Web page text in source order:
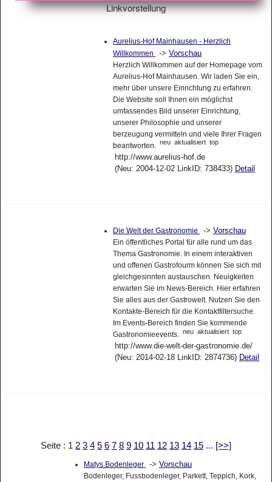
Linkvorstellung
Aurelius-Hof Mainhausen - Herzlich
Willkommen
-> Vorschau
Herzlich Willkommen auf der Homepage vom
Aurelius-Hof Mainhausen. Wir laden Sie ein,
mehr über unsere Einrichtung zu erfahren.
Die Website soll Ihnen ein möglichst
umfassendes Bild unserer Einrichtung,
unserer Philosophie und unserer
berzeugung vermitteln und viele Ihrer Fragen
beantworten.
neu aktualisiert top
http://www.aurelius-hof.de
(Neu: 2004-12-02 LinkID: 738433) Detail
Die Welt der Gastronomie -> Vorschau
Ein öffentliches Portal für alle rund um das
Thema Gastronomie. In einem interaktiven
und offenen Gastrofourm können Sie sich mit
gleichgesinnten austauschen. Neuigkeiten
erwarten Sie im News-Bereich. Hier erfahren
Sie alles aus der Gastrowelt. Nutzen Sie den
Kontakte-Bereich für die Kontaktfiltersuche.
Im Events-Bereich finden Sie kommende
Gastronomieevents. neu aktualisiert top
http://www.die-welt-der-gastronomie.de/
(Neu: 2014-02-18 LinkID: 2874736) Detail
Seite : 1 2 3 4 5 6 7 8 9 10 11 12 13 14 15 ... [>>]
Matys Bodenleger -> Vorschau
Bodenleger, Fussbodenleger, Parkett, Teppich, Kork,